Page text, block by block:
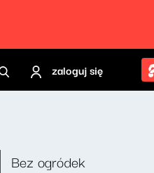
zaloguj się
Bez ogródek